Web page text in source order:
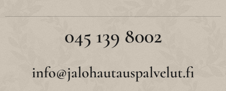
045 139 8002
info@jalohautauspalvelut.fi